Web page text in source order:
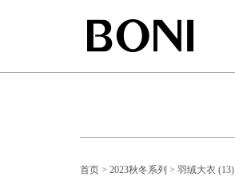
首页 > 2023秋冬系列 > 羽绒大衣 (13)